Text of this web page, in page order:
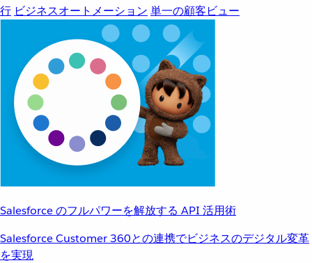
行 ビジネスオートメーション 単一の顧客ビュー
Salesforce のフルパワーを解放する API 活用術
Salesforce Customer 360との連携でビジネスのデジタル変革
を実現